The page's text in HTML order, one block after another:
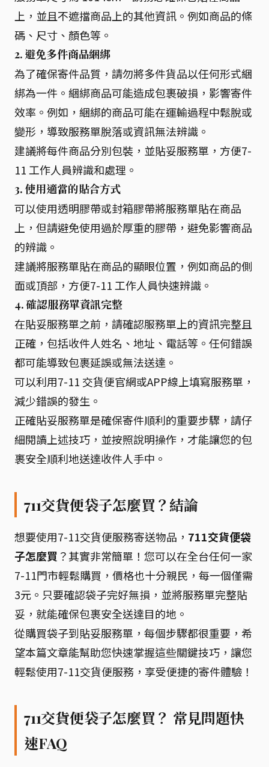
上，並且不遮擋商品上的其他資訊。例如商品的條
碼、尺寸、顏色等。
2. 避免多件商品綑綁
為了確保寄件品質，請勿將多件貨品以任何形式綑
綁為一件。綑綁商品可能造成包裹破損，影響寄件
效率。例如，綑綁的商品可能在運輸過程中鬆脫或
變形，導致服務單脫落或資訊無法辨識。
建議將每件商品分別包裝，並貼妥服務單，方便7-
11 工作人員辨識和處理。
3. 使用適當的貼合方式
可以使用透明膠帶或封箱膠帶將服務單貼在商品
上，但請避免使用過於厚重的膠帶，避免影響商品
的辨識。
建議將服務單貼在商品的顯眼位置，例如商品的側
面或頂部，方便7-11 工作人員快速辨識。
4. 確認服務單資訊完整
在貼妥服務單之前，請確認服務單上的資訊完整且
正確，包括收件人姓名、地址、電話等。任何錯誤
都可能導致包裹延誤或無法送達。
可以利用7-11 交貨便官網或APP線上填寫服務單，
減少錯誤的發生。
正確貼妥服務單是確保寄件順利的重要步驟，請仔
細閱讀上述技巧，並按照說明操作，才能讓您的包
裹安全順利地送達收件人手中。
711交貨便袋子怎麼買？結論
想要使用7-11交貨便服務寄送物品， 711交貨便袋
子怎麼買 ？其實非常簡單！您可以在全台任何一家
7-11門市輕鬆購買，價格也十分親民，每一個僅需
3元。只要確認袋子完好無損，並將服務單完整貼
妥，就能確保包裹安全送達目的地。
從購買袋子到貼妥服務單，每個步驟都很重要，希
望本篇文章能幫助您快速掌握這些關鍵技巧，讓您
輕鬆使用7-11交貨便服務，享受便捷的寄件體驗！
711交貨便袋子怎麼買？ 常見問題快
速FAQ